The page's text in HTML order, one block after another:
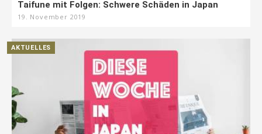
Taifune mit Folgen: Schwere Schäden in Japan
19. November 2019
AKTUELLES